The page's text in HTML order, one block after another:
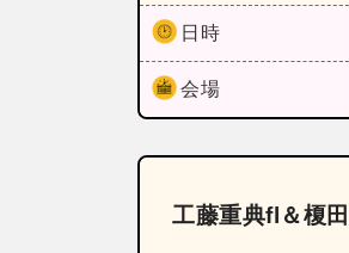
日時
会場
工藤重典fl＆榎